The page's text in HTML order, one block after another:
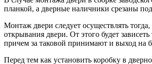
планкой, а дверные наличники срезаны
Монтаж двери следует осуществлять
открывания двери. От этого будет
причем за таковой принимают и выход на
Перед тем как установить коробку в